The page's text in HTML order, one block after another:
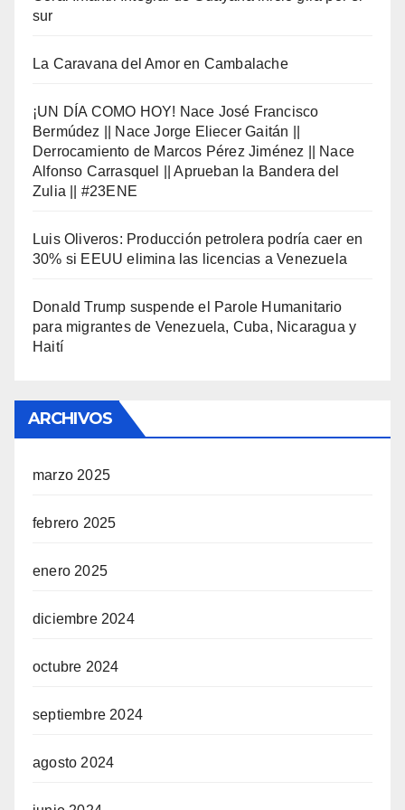
sur
La Caravana del Amor en Cambalache
¡UN DÍA COMO HOY! Nace José Francisco
Bermúdez || Nace Jorge Eliecer Gaitán ||
Derrocamiento de Marcos Pérez Jiménez || Nace
Alfonso Carrasquel || Aprueban la Bandera del
Zulia || #23ENE
Luis Oliveros: Producción petrolera podría caer en
30% si EEUU elimina las licencias a Venezuela
Donald Trump suspende el Parole Humanitario
para migrantes de Venezuela, Cuba, Nicaragua y
Haití
ARCHIVOS
marzo 2025
febrero 2025
enero 2025
diciembre 2024
octubre 2024
septiembre 2024
agosto 2024